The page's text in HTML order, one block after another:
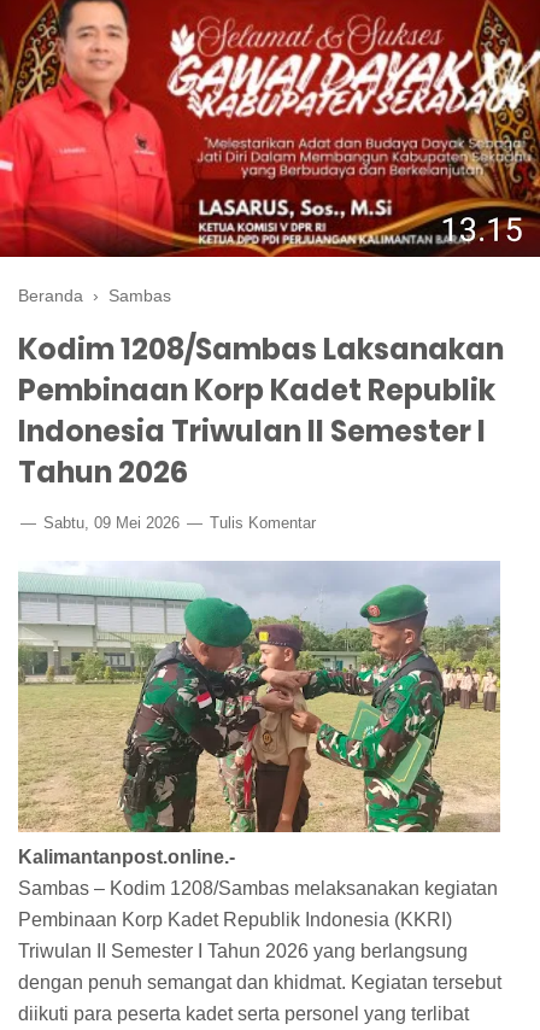
Beranda › Sambas
Kodim 1208/Sambas Laksanakan
Pembinaan Korp Kadet Republik
Indonesia Triwulan II Semester I
Tahun 2026
Sabtu, 09 Mei 2026 Tulis Komentar
Kalimantanpost.online.-
Sambas – Kodim 1208/Sambas melaksanakan kegiatan
Pembinaan Korp Kadet Republik Indonesia (KKRI)
Triwulan II Semester I Tahun 2026 yang berlangsung
dengan penuh semangat dan khidmat. Kegiatan tersebut
diikuti para peserta kadet serta personel yang terlibat